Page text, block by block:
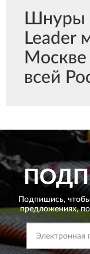
Шнуры
Leader
Москве
всей
Подпишись,
предложениях,